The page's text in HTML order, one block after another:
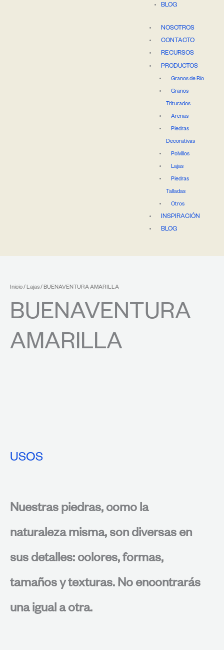
BLOG
NOSOTROS
CONTACTO
RECURSOS
PRODUCTOS
Granos de Río
Granos
Triturados
Arenas
Piedras
Decorativas
Polvillos
Lajas
Piedras
Talladas
Otros
INSPIRACIÓN
BLOG
Inicio/ Lajas/ BUENAVENTURA AMARILLA
BUENAVENTURA
AMARILLA
USOS
Nuestras piedras, como la
naturaleza misma, son diversas en
sus detalles: colores, formas,
tamaños y texturas. No encontrarás
una igual a otra.